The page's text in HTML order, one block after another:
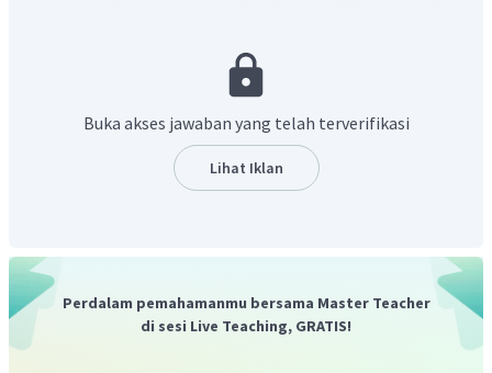
dengan bilangan oktan 80 artinya mengandung 80%
isooktana dan 20% n-heptana.
MTBE. Premium sendiri mempunyai bilangan oktan 94 yang
mengandung 94% isooktana dan 6% n-heptana. MTBE
(metil tersier butil eter) digunakan untuk menaikkan
Jadi, premix merupakan bahan bakar bensin yang terdiri
dari campuran 80% premium dan 20% MTBE.
Buka akses jawaban yang telah terverifikasi
Lihat Iklan
Perdalam pemahamanmu bersama Master Teacher
di sesi Live Teaching, GRATIS!